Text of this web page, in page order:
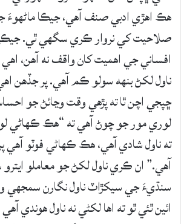
هڪ اهڙي ادبي صنف آهي، جيڪا ماڻهوءَ
صلاحيت کي نروار ڪري سگهي ٿي.
افساني جي اهميت کان واقف نه آهن،
ناول لکڻ بنهه سولو ڪم آهي. پر جڏهن
ڇپجي اچن ٿا ته پڙهي وقت وڃائڻ جو
لوري مور جو چوڻ آهي ته “هڪ ڪهاڻي
ته ناول شادي آهي، هڪ ڪهاڻي فوٽو آهي
آهي.” ان ڪري ناول لکڻ جو معاملو ايترو
سنڌيءَ جي سيکڙاٽ ناول نگارن سمجهي
ائين ٿئي ٿو ته اها لکڻي نه ناول هوندي